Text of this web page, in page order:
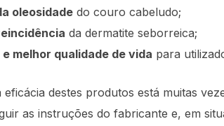
oleosidade do couro cabeludo;
da dermatite seborreica;
melhor qualidade de vida para
destes produtos está muitas
as instruções do fabricante e, em